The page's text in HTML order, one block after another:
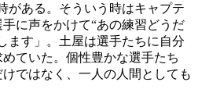
がある。そういう時はキャプテ
に声をかけて“あの練習どうだ
ます」。土屋は選手たちに自分
ていた。個性豊かな選手たち
ではなく、一人の人間としても